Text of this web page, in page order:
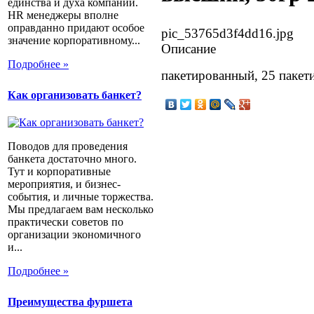
HR менеджеры вполне
оправданно придают особое
значение корпоративному...
Подробнее »
Как организовать банкет?
Поводов для проведения
банкета достаточно много.
Тут и корпоративные
мероприятия, и бизнес-
события, и личные торжества.
Мы предлагаем вам несколько
практически советов по
организации экономичного
и...
Подробнее »
Преимущества фуршета
pic_53765d3f4dd16.jpg
Описание
пакетированный, 25